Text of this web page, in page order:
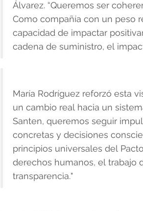
Álvarez. “Queremos ser
Como compañía con un peso
capacidad de impactar
cadena de suministro, el
María Rodríguez reforzó esta
un cambio real hacia un
Santen, queremos seguir
concretas y decisiones
principios universales del
derechos humanos, el trabajo
transparencia."